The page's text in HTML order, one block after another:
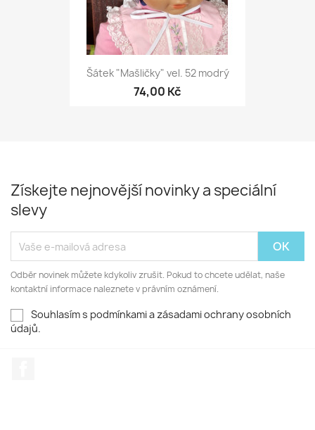
Šátek "Mašličky" vel. 52 modrý
74,00 Kč
Získejte nejnovější novinky a speciální
slevy
Odběr novinek můžete kdykoliv zrušit. Pokud to chcete udělat, naše
kontaktní informace naleznete v právním oznámení.
Souhlasím s podmínkami a zásadami ochrany osobních
údajů.